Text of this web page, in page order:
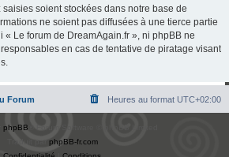
soient stockées dans notre base de
ne soient pas diffusées à une tierce partie
« Le forum de DreamAgain.fr », ni phpBB ne
en cas de tentative de piratage visant
Forum Heures au format UTC+02:00
phpBB
phpBB-fr.com